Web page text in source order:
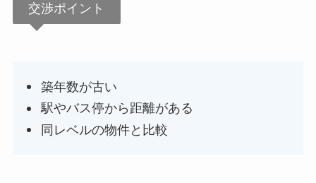
交渉ポイント
築年数が古い
駅やバス停から距離がある
同レベルの物件と比較